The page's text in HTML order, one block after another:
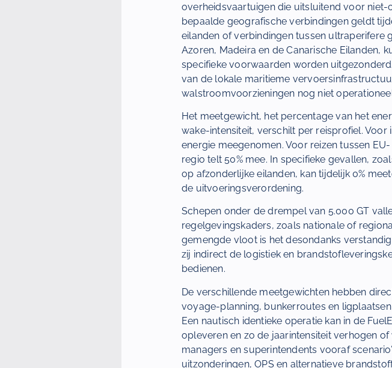
overheidsvaartuigen die uitsluitend voor
bepaalde geografische verbindingen geldt
eilanden of verbindingen tussen ultraperifere
Azoren, Madeira en de Canarische Eilanden,
specifieke voorwaarden worden
van de lokale maritieme
walstroomvoorzieningen nog niet
Het meetgewicht, het percentage van het
wake-intensiteit, verschilt per reisprofiel.
energie meegenomen. Voor reizen tussen
regio telt 50% mee. In specifieke gevallen,
op afzonderlijke eilanden, kan tijdelijk 0%
de uitvoeringsverordening.
Schepen onder de drempel van 5.000 GT
regelgevingskaders, zoals nationale of
gemengde vloot is het desondanks
zij indirect de logistiek en
bedienen.
De verschillende meetgewichten hebben
voyage-planning, bunkerroutes en
Een nautisch identieke operatie kan in de
opleveren en zo de jaarintensiteit verhogen
managers en superintendents vooraf
uitzonderingen, OPS en alternatieve